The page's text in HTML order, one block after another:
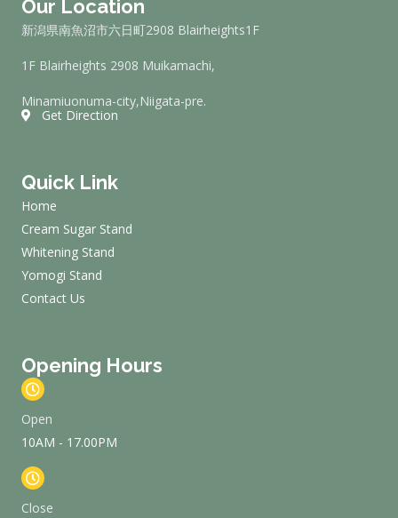
o
o
e
r
b
e r
m
Our Location
新潟県南魚沼市六日町2908 Blairheights1F
1F Blairheights 2908 Muikamachi,
Minamiuonuma-city,Niigata-pre.
Get Direction
Quick Link
Home
Cream Sugar Stand
Whitening Stand
Yomogi Stand
Contact Us
Opening Hours
Open
10AM - 17.00PM
Close